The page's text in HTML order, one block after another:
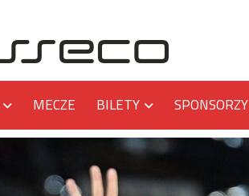
MECZE BILETY SPONSORZY